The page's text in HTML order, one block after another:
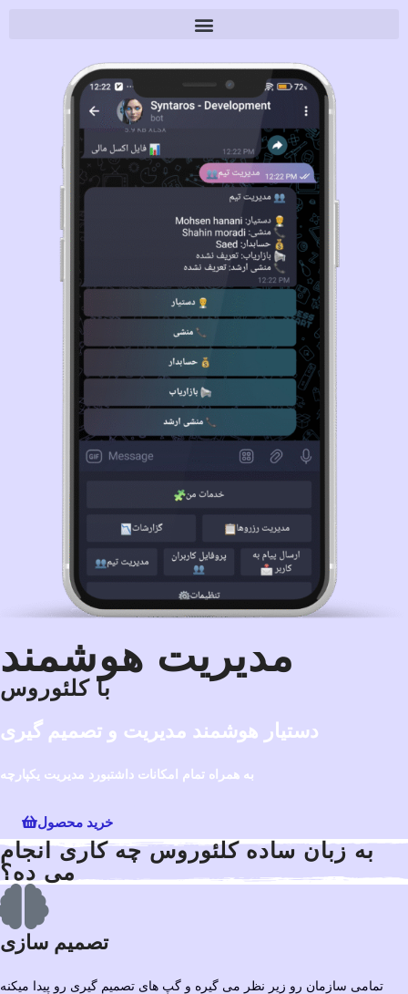
مدیریت هوشمند
با کلئوروس
دستیار هوشمند مدیریت و تصمیم گیری
به همراه تمام امکانات داشتبورد مدیریت یکپارچه
خرید محصول
به زبان ساده کلئوروس چه کاری انجام
می ده؟
تصمیم سازی
تمامی سازمان رو زیر نظر می گیره و گپ های تصمیم گیری رو پیدا میکنه